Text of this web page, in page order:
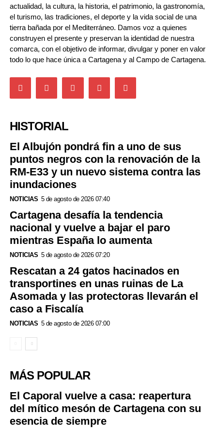
actualidad, la cultura, la historia, el patrimonio, la gastronomía,
el turismo, las tradiciones, el deporte y la vida social de una
tierra bañada por el Mediterráneo. Damos voz a quienes
construyen el presente y preservan la identidad de nuestra
comarca, con el objetivo de informar, divulgar y poner en valor
todo lo que hace única a Cartagena y al Campo de Cartagena.
HISTORIAL
El Albujón pondrá fin a uno de sus
puntos negros con la renovación de la
RM-E33 y un nuevo sistema contra las
inundaciones
NOTICIAS 5 de agosto de 2026 07:40
Cartagena desafía la tendencia
nacional y vuelve a bajar el paro
mientras España lo aumenta
NOTICIAS 5 de agosto de 2026 07:20
Rescatan a 24 gatos hacinados en
transportines en unas ruinas de La
Asomada y las protectoras llevarán el
caso a Fiscalía
NOTICIAS 5 de agosto de 2026 07:00
MÁS POPULAR
El Caporal vuelve a casa: reapertura
del mítico mesón de Cartagena con su
esencia de siempre